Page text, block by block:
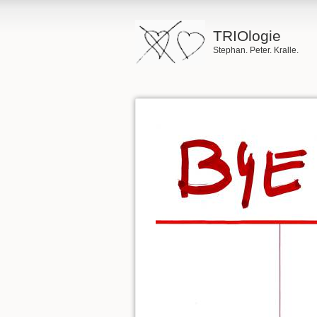
TRIOlogie
Stephan. Peter. Kralle.